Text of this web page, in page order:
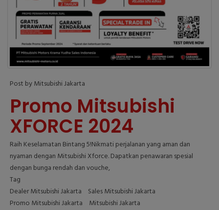
Post by Mitsubishi Jakarta
Promo Mitsubishi
XFORCE 2024
Raih Keselamatan Bintang 5!Nikmati perjalanan yang aman dan
nyaman dengan Mitsubishi Xforce. Dapatkan penawaran spesial
dengan bunga rendah dan vouche,
Tag
Dealer Mitsubishi Jakarta
Sales Mitsubishi Jakarta
Promo Mitsubishi Jakarta
Mitsubishi Jakarta